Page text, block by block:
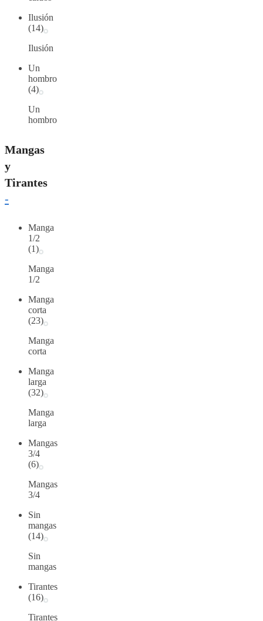
Ilusión
(14)
Ilusión
Un
hombro
(4)
Un
hombro
Mangas
y
Tirantes
-
Manga
1/2
(1)
Manga
1/2
Manga
corta
(23)
Manga
corta
Manga
larga
(32)
Manga
larga
Mangas
3/4
(6)
Mangas
3/4
Sin
mangas
(14)
Sin
mangas
Tirantes
(16)
Tirantes